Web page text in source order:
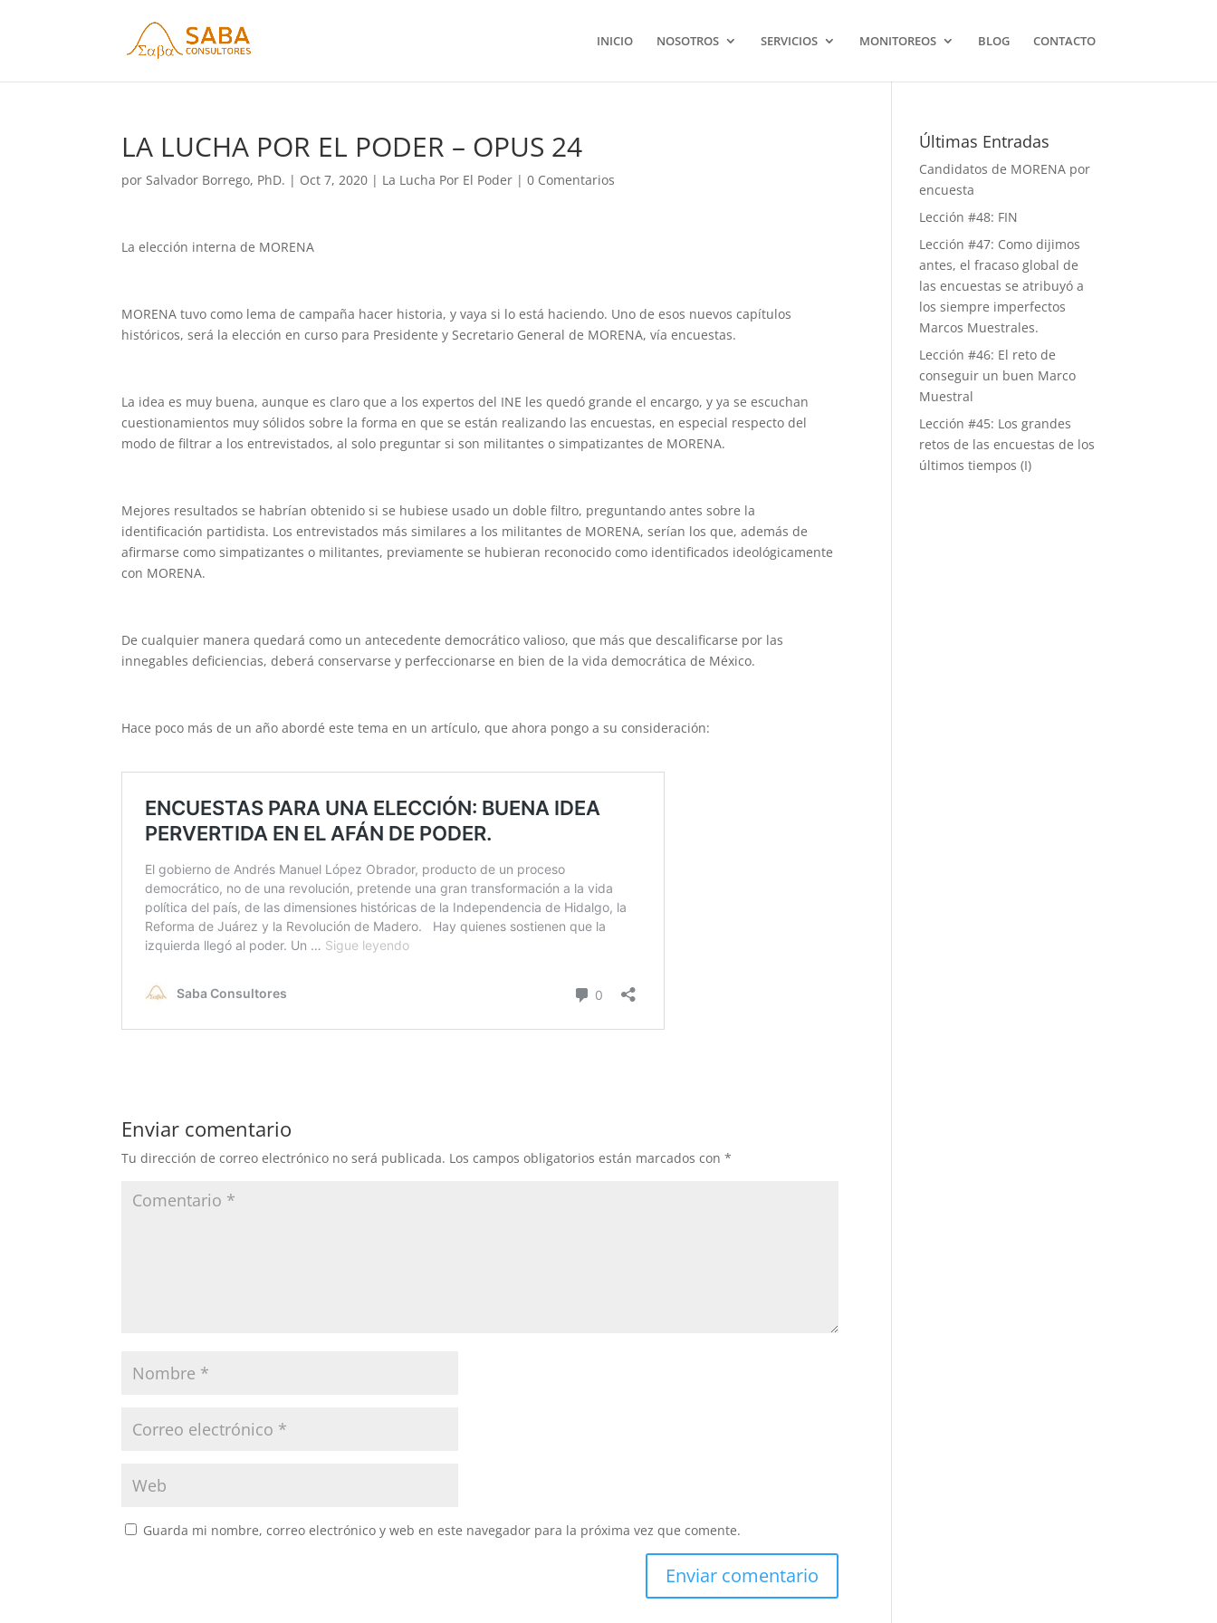
INICIO NOSOTROS SERVICIOS MONITOREOS BLOG CONTACTO
LA LUCHA POR EL PODER – OPUS 24
porSalvador Borrego, PhD. | Oct 7, 2020 | La Lucha Por El Poder |0 Comentarios
La elección interna de MORENA
MORENA tuvo como lema de campaña hacer historia, y vaya si lo está haciendo. Uno de esos nuevos capítulos
históricos, será la elección en curso para Presidente y Secretario General de MORENA, vía encuestas.
La idea es muy buena, aunque es claro que a los expertos del INE les quedó grande el encargo, y ya se escuchan
cuestionamientos muy sólidos sobre la forma en que se están realizando las encuestas, en especial respecto del
modo de filtrar a los entrevistados, al solo preguntar si son militantes o simpatizantes de MORENA.
Mejores resultados se habrían obtenido si se hubiese usado un doble filtro, preguntando antes sobre la
identificación partidista. Los entrevistados más similares a los militantes de MORENA, serían los que, además de
afirmarse como simpatizantes o militantes, previamente se hubieran reconocido como identificados ideológicamente
con MORENA.
De cualquier manera quedará como un antecedente democrático valioso, que más que descalificarse por las
innegables deficiencias, deberá conservarse y perfeccionarse en bien de la vida democrática de México.
Hace poco más de un año abordé este tema en un artículo, que ahora pongo a su consideración:
Enviar comentario
Tu dirección de correo electrónico no será publicada. Los campos obligatorios están marcados con*
Guarda mi nombre, correo electrónico y web en este navegador para la próxima vez que comente.
Últimas Entradas
Candidatos de MORENA por
encuesta
Lección #48: FIN
Lección #47: Como dijimos
antes, el fracaso global de
las encuestas se atribuyó a
los siempre imperfectos
Marcos Muestrales.
Lección #46: El reto de
conseguir un buen Marco
Muestral
Lección #45: Los grandes
retos de las encuestas de los
últimos tiempos (I)